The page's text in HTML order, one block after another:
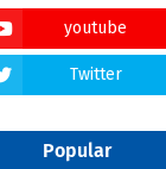
youtube
Twitter
Popular